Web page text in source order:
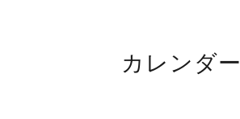
カレンダー